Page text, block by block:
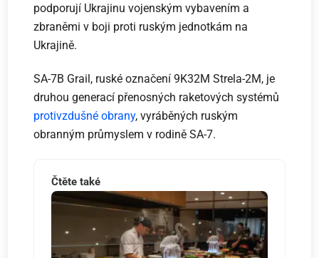
podporují Ukrajinu vojenským vybavením a
zbraněmi v boji proti ruským jednotkám na
Ukrajině.
SA-7B Grail, ruské označení 9K32M Strela-2M, je
druhou generací přenosných raketových systémů
protivzdušné obrany, vyráběných ruským
obranným průmyslem v rodině SA-7.
Čtěte také